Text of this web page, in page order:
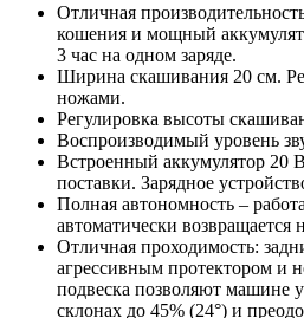
Отличная
кошения и мощный
3 час на одном заряде.
Ширина скашивания 20 см.
ножами.
Регулировка высоты
Воспроизводимый уровень
Встроенный аккумулятор 20
поставки. Зарядное
Полная автономность –
автоматически возвращается
Отличная проходимость:
агрессивным протектором и
подвеска позволяют машине
склонах до 45% (24°) и